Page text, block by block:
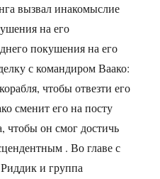
вызвал инакомыслие
на его
покушения на его
с командиром Ваако:
чтобы отвезти его
сменит его на посту
чтобы он смог достичь
. Во главе с
и группа